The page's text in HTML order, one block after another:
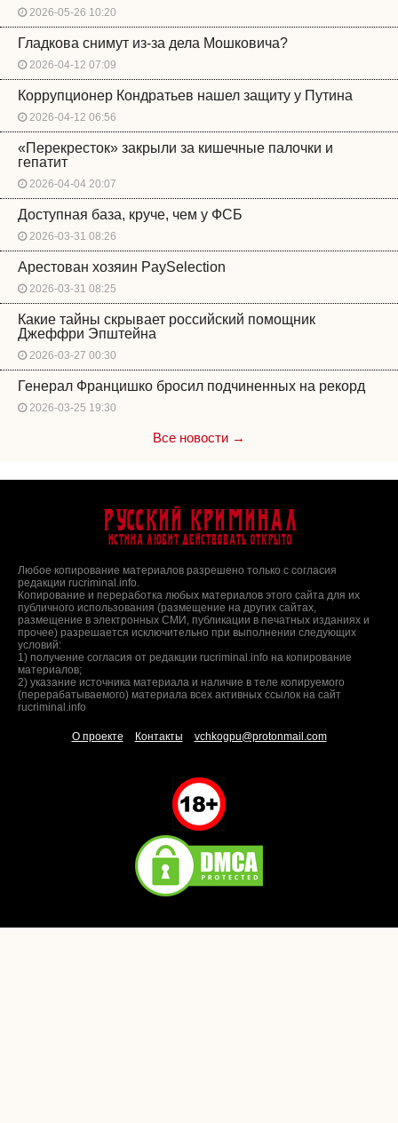
2026-05-26 10:20
Гладкова снимут из-за дела Мошковича?
2026-04-12 07:09
Коррупционер Кондратьев нашел защиту у Путина
2026-04-12 06:56
«Перекресток» закрыли за кишечные палочки и
гепатит
2026-04-04 20:07
Доступная база, круче, чем у ФСБ
2026-03-31 08:26
Арестован хозяин PaySelection
2026-03-31 08:25
Какие тайны скрывает российский помощник
Джеффри Эпштейна
2026-03-27 00:30
Генерал Францишко бросил подчиненных на рекорд
2026-03-25 19:30
Все новости →
Русский Криминал
Истина любит действовать открыто
Любое копирование материалов разрешено только с согласия
редакции rucriminal.info.
Копирование и переработка любых материалов этого сайта для их
публичного использования (размещение на других сайтах,
размещение в электронных СМИ, публикации в печатных изданиях и
прочее) разрешается исключительно при выполнении следующих
условий:
1) получение согласия от редакции rucriminal.info на копирование
материалов;
2) указание источника материала и наличие в теле копируемого
(перерабатываемого) материала всех активных ссылок на сайт
rucriminal.info
О проекте Контакты vchkogpu@protonmail.com